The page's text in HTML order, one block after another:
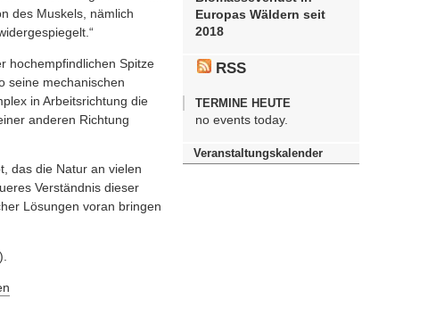
des Muskels, nämlich
hochempfindlichen Spitze
seine mechanischen
in Arbeitsrichtung die
anderen Richtung
das die Natur an vielen
Verständnis dieser
Lösungen voran bringen
Europas Wäldern seit
2018
RSS
TERMINE HEUTE
no events today.
Veranstaltungskalender